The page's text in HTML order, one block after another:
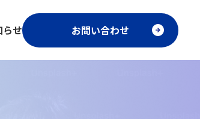
せ お問い合わせ